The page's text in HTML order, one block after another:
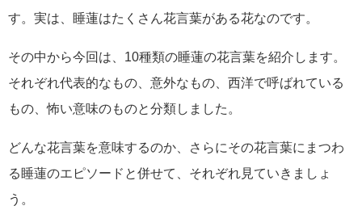
す。実は、睡蓮はたくさん花言葉がある花なのです。
その中から今回は、10種類の睡蓮の花言葉を紹介します。
それぞれ代表的なもの、意外なもの、西洋で呼ばれている
もの、怖い意味のものと分類しました。
どんな花言葉を意味するのか、さらにその花言葉にまつわ
る睡蓮のエピソードと併せて、それぞれ見ていきましょ
う。